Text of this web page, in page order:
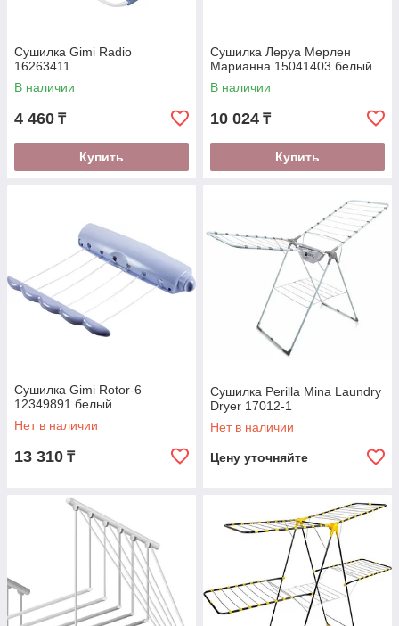
Сушилка Gimi Radio
16263411
В наличии
4 460 ₸
Купить
Сушилка Леруа Мерлен
Марианна 15041403 белый
В наличии
10 024 ₸
Купить
Сушилка Gimi Rotor-6
12349891 белый
Нет в наличии
13 310 ₸
Сушилка Perilla Mina Laundry
Dryer 17012-1
Нет в наличии
Цену уточняйте